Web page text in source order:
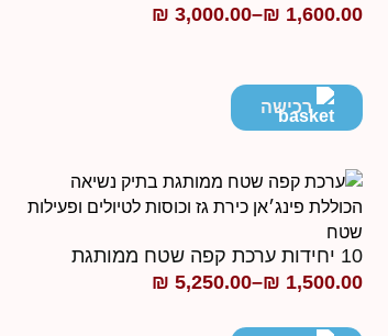
₪ 1,600.00
–
₪ 3,000.00
טווח
עד
רכישה
10 יחידות ערכת קפה שטח ממותגת
₪ 1,500.00
–
₪ 5,250.00
טווח
מחירים: